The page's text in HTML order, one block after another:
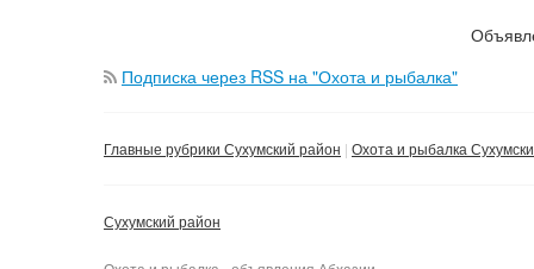
Подписка через RSS на "Охота и рыбалка"
Главные рубрики Сухумский район Охота и рыбалка
Сухумский район